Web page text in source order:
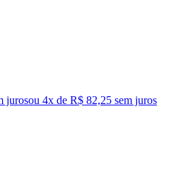
jurosou 4x de R$ 82,25 sem juros